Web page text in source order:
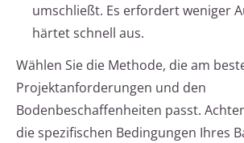
umschließt. Es erfordert weniger
härtet schnell aus.
Wählen Sie die Methode, die am
Projektanforderungen und den
Bodenbeschaffenheiten passt.
die spezifischen Bedingungen Ihres